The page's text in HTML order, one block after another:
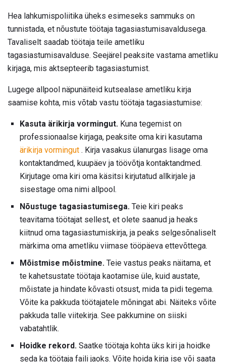
Hea lahkumispoliitika üheks esimeseks sammuks on
tunnistada, et nõustute töötaja tagasiastumisavaldusega.
Tavaliselt saadab töötaja teile ametliku
tagasiastumisavalduse. Seejärel peaksite vastama ametliku
kirjaga, mis aktsepteerib tagasiastumist.
Lugege allpool näpunäiteid kutsealase ametliku kirja
saamise kohta, mis võtab vastu töötaja tagasiastumise:
Kasuta ärikirja vormingut. Kuna tegemist on
professionaalse kirjaga, peaksite oma kiri kasutama
ärikirja vormingut . Kirja vasakus ülanurgas lisage oma
kontaktandmed, kuupäev ja töövõtja kontaktandmed.
Kirjutage oma kiri oma käsitsi kirjutatud allkirjale ja
sisestage oma nimi allpool.
Nõustuge tagasiastumisega. Teie kiri peaks
teavitama töötajat sellest, et olete saanud ja heaks
kiitnud oma tagasiastumiskirja, ja peaks selgesõnaliselt
märkima oma ametliku viimase tööpäeva ettevõttega.
Mõistmise mõistmine. Teie vastus peaks näitama, et
te kahetsustate töötaja kaotamise üle, kuid austate,
mõistate ja hindate kõvasti otsust, mida ta pidi tegema.
Võite ka pakkuda töötajatele mõningat abi. Näiteks võite
pakkuda talle viitekirja. See pakkumine on siiski
vabatahtlik.
Hoidke rekord. Saatke töötaja kohta üks kiri ja hoidke
seda ka töötaja faili jaoks. Võite hoida kirja ise või saata